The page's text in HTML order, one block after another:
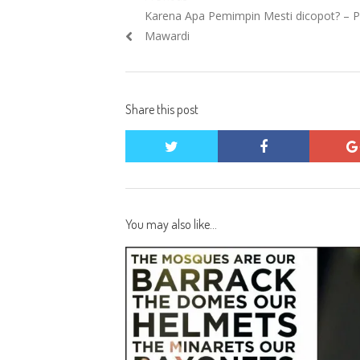
navigation
Previous
post:
Karena Apa Pemimpin Mesti dicopot? –
Mawardi
Share this post
twitter facebook
You may also like...